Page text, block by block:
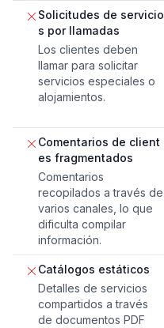
Solicitudes de servicio
s por llamadas
Los clientes deben
llamar para solicitar
servicios especiales o
alojamientos.
Comentarios de client
es fragmentados
Comentarios
recopilados a través de
varios canales, lo que
dificulta compilar
información.
Catálogos estáticos
Detalles de servicios
compartidos a través
de documentos PDF